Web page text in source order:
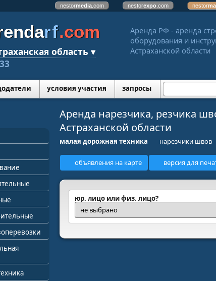
nestormedia .com nestorexpo .com nestor
rf.com
область ▾
Аренда РФ - аренда
оборудования и
Астраханской области
условия участия запросы
Аренда нарезчика, резчика
Астраханской области
малая дорожная техника нарезчики швов
объявления на карте версия для
юр. лицо или физ. лицо?